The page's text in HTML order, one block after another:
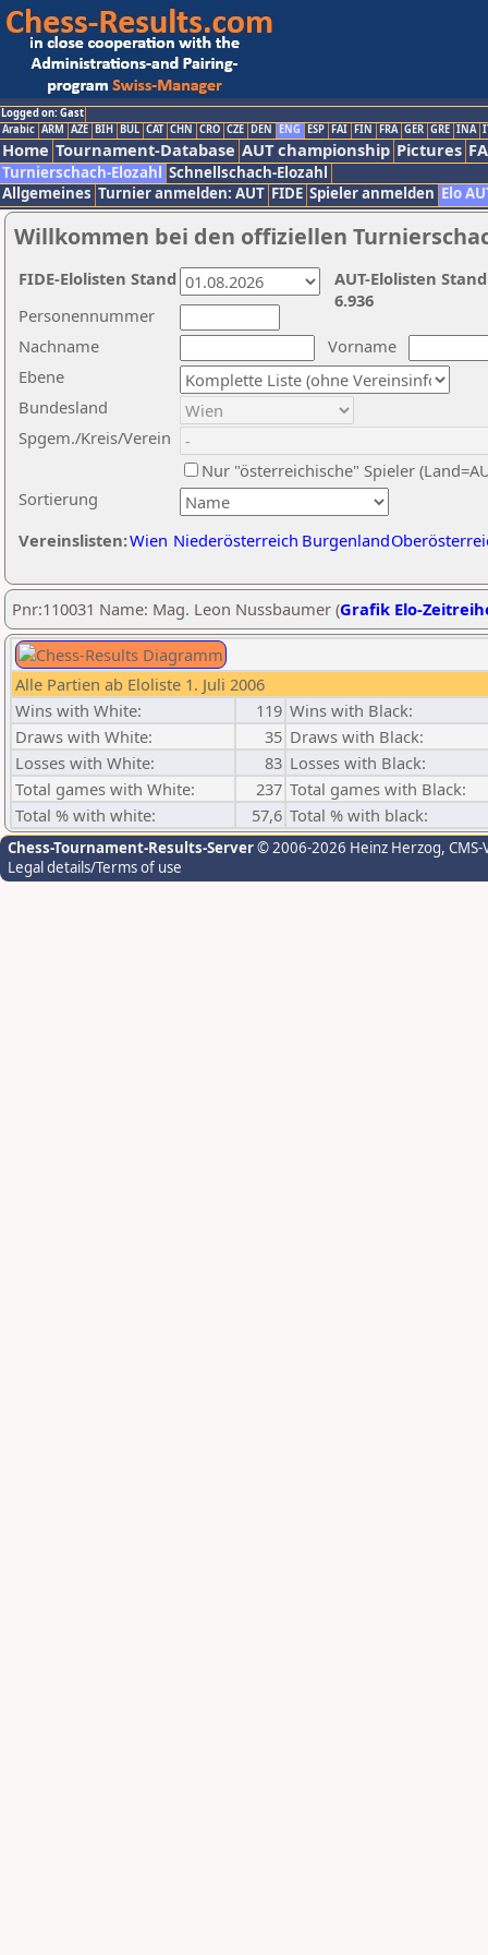
Logged on: Gast
Arabic ARM AZE BIH BUL CAT CHN CRO CZE DEN ENG ESP FAI FIN FRA GER GRE INA
Home Tournament-Database AUT championship Pictures
Turnierschach-Elozahl Schnellschach-Elozahl
Allgemeines Turnier anmelden: AUT FIDE Spieler anmelden Elo
Willkommen bei den offiziellen
Nachname
Vorname
Ebene
Sortierung
Personennummer
Bundesland
Spgem./Kreis/Verein
Nur "österreichische" Spieler
Vereinslisten:Wien Niederösterreich Burgenland
AUT-Elolisten
6.936
FIDE-Elolisten Stand
Pnr:110031 Name: Mag. Leon Nussbaumer (Grafik Elo-
Alle Partien ab Eloliste 1. Juli 2006
Wins with White:
119 Wins with Black:
Draws with White:
35 Draws with Black:
Losses with White:
83 Losses with Black:
Total games with White:
237 Total games with Black:
Total % with white:
57,6 Total % with black:
Chess-Tournament-Results-Server© 2006-2026 Heinz Herzog,
Legal details/Terms of use